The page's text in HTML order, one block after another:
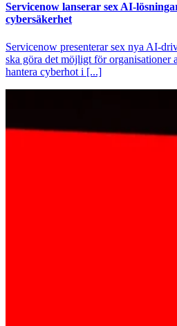
Servicenow lanserar sex AI-
cybersäkerhet
Servicenow presenterar sex nya AI-
ska göra det möjligt för organisationer
hantera cyberhot i [...]